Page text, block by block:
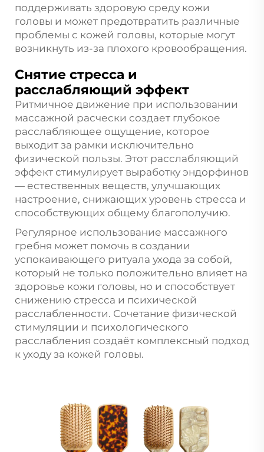
поддерживать здоровую среду кожи
головы и может предотвратить различные
проблемы с кожей головы, которые могут
возникнуть из-за плохого кровообращения.
Снятие стресса и
расслабляющий эффект
Ритмичное движение при использовании
массажной расчески создает глубокое
расслабляющее ощущение, которое
выходит за рамки исключительно
физической пользы. Этот расслабляющий
эффект стимулирует выработку эндорфинов
— естественных веществ, улучшающих
настроение, снижающих уровень стресса и
способствующих общему благополучию.
Регулярное использование массажного
гребня может помочь в создании
успокаивающего ритуала ухода за собой,
который не только положительно влияет на
здоровье кожи головы, но и способствует
снижению стресса и психической
расслабленности. Сочетание физической
стимуляции и психологического
расслабления создаёт комплексный подход
к уходу за кожей головы.